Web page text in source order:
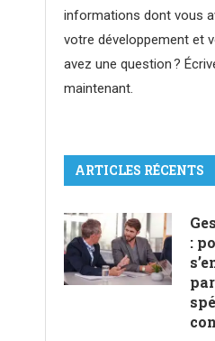
informations dont vous
votre développement et
avez une question ?
maintenant.
ARTICLES RÉCENTS
: